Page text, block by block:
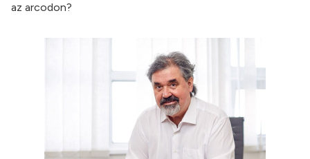
az arcodon?